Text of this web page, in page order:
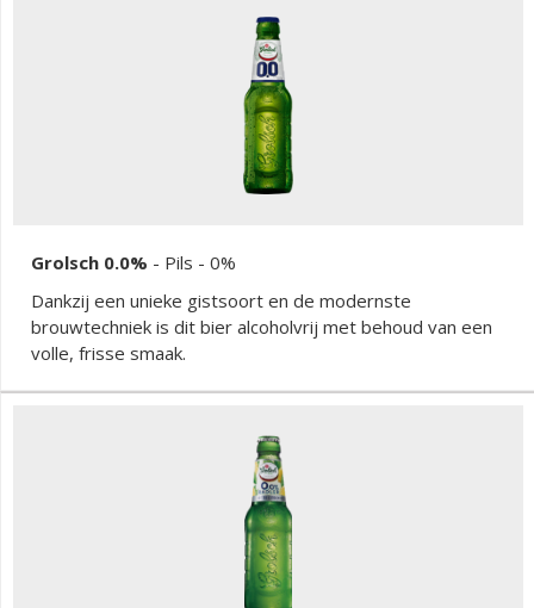
afdronk maakt dit verfrissende en unieke speciaalbier
met een alcoholpercentage van 5,5% helemaal af.
Grolsch 0.0% - Pils - 0%
Dankzij een unieke gistsoort en de modernste
brouwtechniek is dit bier alcoholvrij met behoud van een
volle, frisse smaak.